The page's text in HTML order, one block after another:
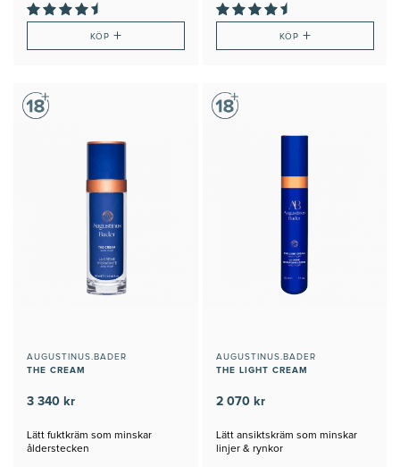
KÖP + KÖP +
AUGUSTINUS.BADER
THE CREAM
3 340 kr
Lätt fuktkräm som minskar
ålderstecken
AUGUSTINUS.BADER
THE LIGHT CREAM
2 070 kr
Lätt ansiktskräm som minskar
linjer & rynkor